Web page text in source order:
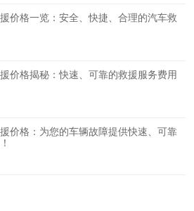
价格一览：安全、快捷、合理的汽车救
价格揭秘：快速、可靠的救援服务费用
价格：为您的车辆故障提供快速、可靠